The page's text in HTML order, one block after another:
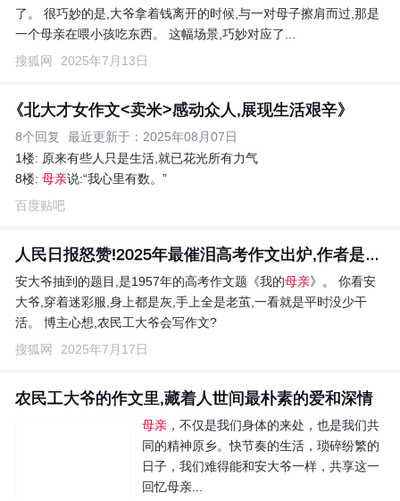
了。 很巧妙的是,大爷拿着钱离开的时候,与一对母子擦肩而过,那是
一个母亲在喂小孩吃东西。 这幅场景,巧妙对应了...
搜狐网
2025年7月13日
《北大才女作文<卖米>感动众人,展现生活艰辛》
8个回复
最近更新于：2025年08月07日
1楼: 原来有些人只是生活,就已花光所有力气
8楼: 母亲说:“我心里有数。”
百度贴吧
人民日报怒赞!2025年最催泪高考作文出炉,作者是一位60...
安大爷抽到的题目,是1957年的高考作文题《我的母亲》。 你看安
大爷,穿着迷彩服,身上都是灰,手上全是老茧,一看就是平时没少干
活。 博主心想,农民工大爷会写作文?
搜狐网
2025年7月17日
农民工大爷的作文里,藏着人世间最朴素的爱和深情
母亲，不仅是我们身体的来处，也是我们共
同的精神原乡。快节奏的生活，琐碎纷繁的
日子，我们难得能和安大爷一样，共享这一
回忆母亲...